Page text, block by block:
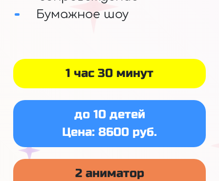
1 час 30 минут
до 10 детей
Цена: 8600 руб.
2 аниматор
Бумажное шоу